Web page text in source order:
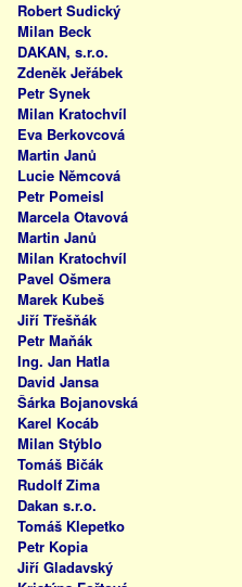
Robert Sudický
Milan Beck
DAKAN, s.r.o.
Zdeněk Jeřábek
Petr Synek
Milan Kratochvíl
Eva Berkovcová
Martin Janů
Lucie Němcová
Petr Pomeisl
Marcela Otavová
Martin Janů
Milan Kratochvíl
Pavel Ošmera
Marek Kubeš
Jiří Třešňák
Petr Maňák
Ing. Jan Hatla
David Jansa
Šárka Bojanovská
Karel Kocáb
Milan Stýblo
Tomáš Bičák
Rudolf Zima
Dakan s.r.o.
Tomáš Klepetko
Petr Kopia
Jiří Gladavský